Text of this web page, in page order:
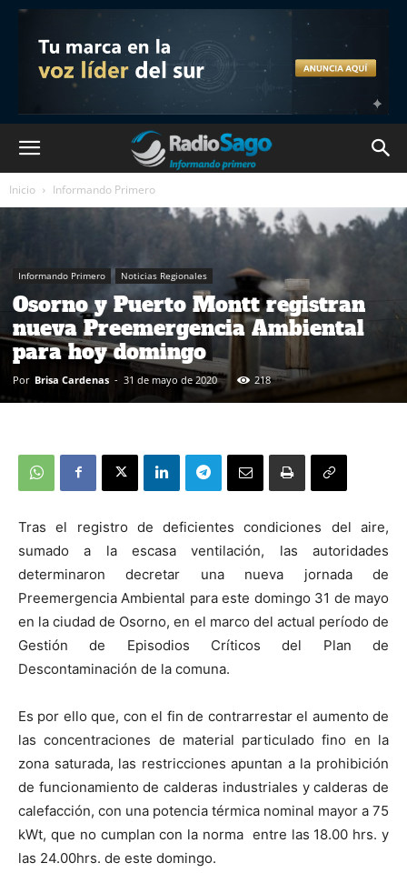
Inicio Informando Primero
Informando Primero Noticias Regionales
Osorno y Puerto Montt registran
nueva Preemergencia Ambiental
para hoy domingo
Por Brisa Cardenas - 31 de mayo de 2020 218
Tras el registro de deficientes condiciones del aire,
sumado a la escasa ventilación, las autoridades
determinaron decretar una nueva jornada de
Preemergencia Ambiental para este domingo 31 de mayo
en la ciudad de Osorno, en el marco del actual período de
Gestión de Episodios Críticos del Plan de
Descontaminación de la comuna.
Es por ello que, con el fin de contrarrestar el aumento de
las concentraciones de material particulado fino en la
zona saturada, las restricciones apuntan a la prohibición
de funcionamiento de calderas industriales y calderas de
calefacción, con una potencia térmica nominal mayor a 75
kWt, que no cumplan con la norma entre las 18.00 hrs. y
las 24.00hrs. de este domingo.